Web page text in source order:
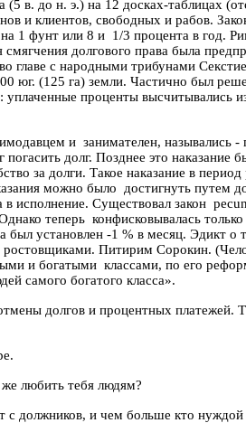
в. до н. э.) на 12 досках-таблицах
и клиентов, свободных и рабов.
на 1 фунт или 8 и 1/3 процента в год.
смягчения долгового права была
главе с народными трибунами
юг. (125 га) земли. Частично был
уплаченные проценты высчитывались
и занимателен, назывались -
долг. Позднее это
за долги. Такое наказание в
можно было
достигнуть путем
в исполнение. Существовал закон
теперь конфисковывалась
установлен -1 % в месяц. Эдикт о
ростовщиками. Питирим Сорокин. (
и богатыми классами, по его
самого богатого класса».
долгов и процентных платежей.
любить тебя людям?
должников, и чем больше кто нуждой